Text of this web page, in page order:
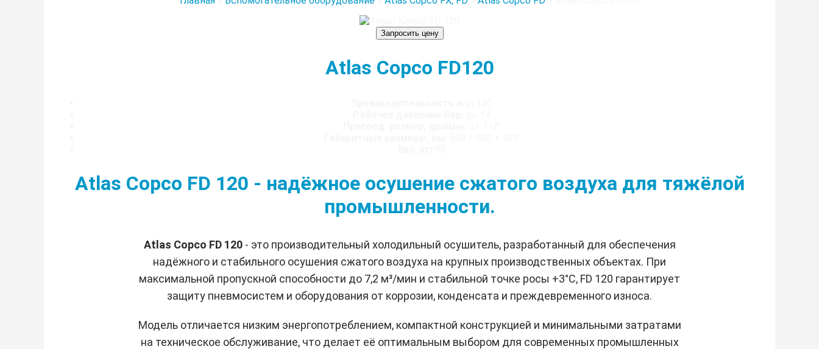
Запросить цену
Atlas Copco FD120
Atlas Copco FD 120 - надёжное осушение сжатого воздуха для тяжёлой
промышленности.
Atlas Copco FD 120 - это производительный холодильный осушитель, разработанный для обеспечения
надёжного и стабильного осушения сжатого воздуха на крупных производственных объектах. При
максимальной пропускной способности до 7,2 м³/мин и стабильной точке росы +3°C, FD 120 гарантирует
защиту пневмосистем и оборудования от коррозии, конденсата и преждевременного износа.
Модель отличается низким энергопотреблением, компактной конструкцией и минимальными затратами
на техническое обслуживание, что делает её оптимальным выбором для современных промышленных